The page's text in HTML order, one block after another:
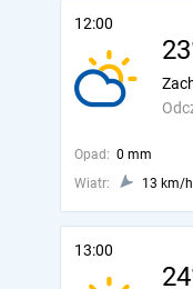
12:00
Opad: 0 mm
Wiatr:
13 km/h
13:00